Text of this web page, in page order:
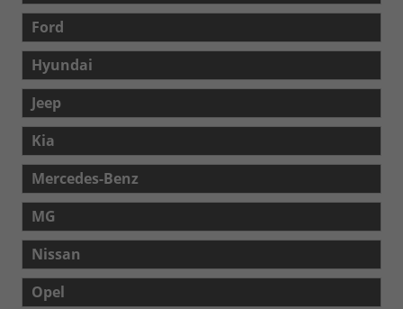
Ford
Hyundai
Jeep
Kia
Mercedes-Benz
MG
Nissan
Opel